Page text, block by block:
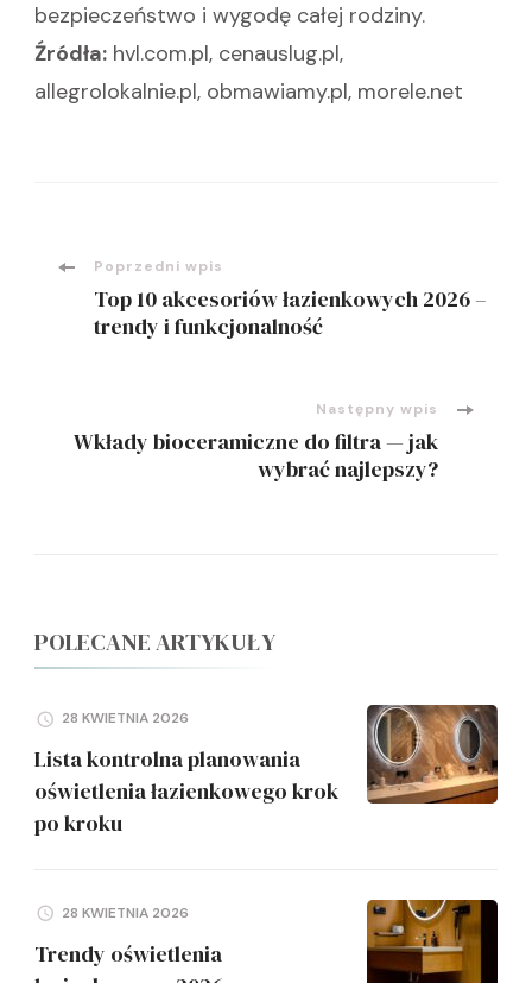
bezpieczeństwo i wygodę całej rodziny.
Źródła: hvl.com.pl, cenauslug.pl,
allegrolokalnie.pl, obmawiamy.pl, morele.net
Nawigacja
wpisu
Poprzedni wpis
Top 10 akcesoriów łazienkowych 2026 –
trendy i funkcjonalność
Następny wpis
Wkłady bioceramiczne do filtra — jak
wybrać najlepszy?
POLECANE ARTYKUŁY
28 KWIETNIA 2026
Lista kontrolna planowania
oświetlenia łazienkowego krok
po kroku
28 KWIETNIA 2026
Trendy oświetlenia